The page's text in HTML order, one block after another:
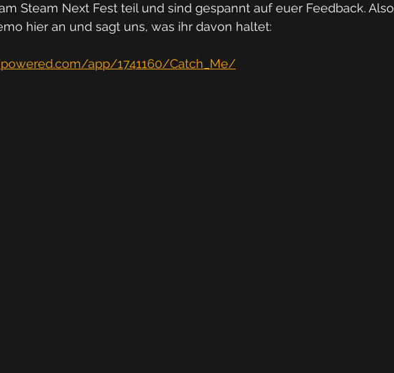
Steam Next Fest teil und sind gespannt auf euer Feedback. Also
hier an und sagt uns, was ihr davon haltet:
app/1741160/Catch_Me/